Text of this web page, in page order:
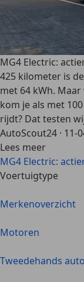
MG4 Electric:
425 kilometer is
met 64 kWh.
kom je als met
rijdt? Dat testen
AutoScout24 · 11-
Lees meer
MG4 Electric:
Voertuigtype
Merkenoverzicht
Motoren
Tweedehands